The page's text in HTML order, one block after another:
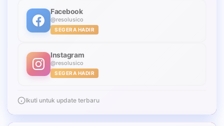
Facebook
@resolusico
SEGERA HADIR
Instagram
@resolusico
SEGERA HADIR
Ikuti untuk update terbaru